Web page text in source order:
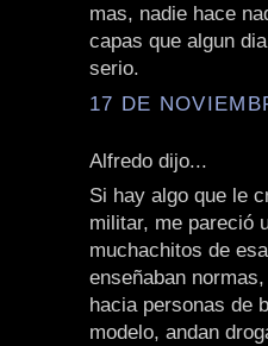
mas, nadie hace
capas que algun
serio.
17 DE
Alfredo dijo...
Si hay algo que le
militar, me pareció
muchachitos de
enseñaban
hacia personas de
modelo, andan